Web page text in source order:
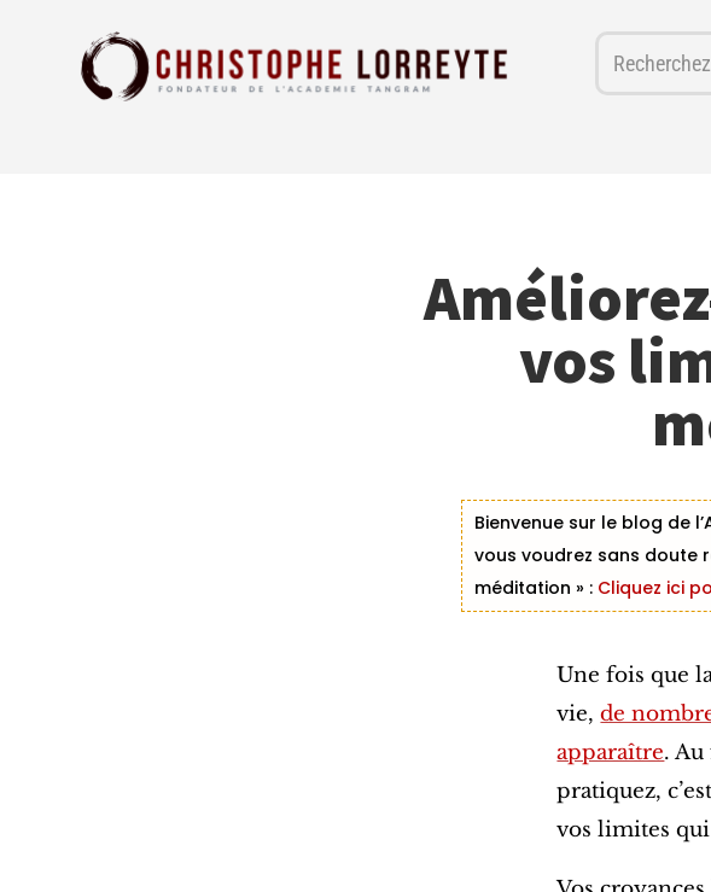
vos
Bienvenue sur le blog de
vous voudrez sans doute
méditation » :Cliquez ici
Une fois que
vie,de
apparaître. Au
pratiquez,
vos limites qui